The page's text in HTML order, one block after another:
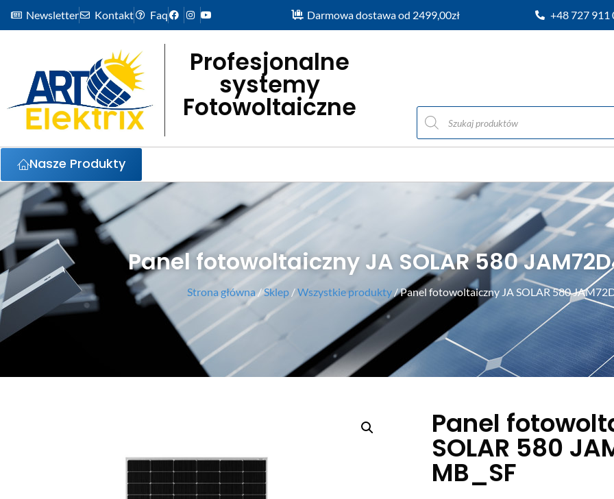
Newsletter Kontakt Faq Darmowa dostawa od 2499,00zł +48 727 911
Profesjonalne
systemy
Fotowoltaiczne
Nasze Produkty
Panel fotowoltaiczny JA SOLAR 580
Strona główna/Sklep/Wszystkie produkty/ Panel fotowoltaiczny JA SOLAR 580
Panel
SOLAR 580
MB_SF